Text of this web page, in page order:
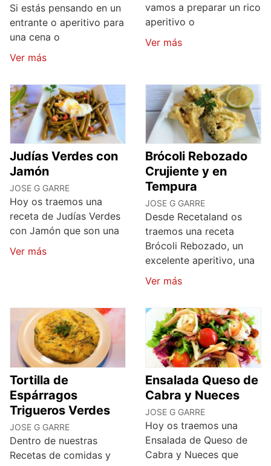
Si estás pensando en un
entrante o aperitivo para
una cena o
Ver más
vamos a preparar un rico
aperitivo o
Ver más
Judías Verdes con
Jamón
JOSE G GARRE
Hoy os traemos una
receta de Judías Verdes
con Jamón que son una
Ver más
Brócoli Rebozado
Crujiente y en
Tempura
JOSE G GARRE
Desde Recetaland os
traemos una receta
Brócoli Rebozado, un
excelente aperitivo, una
Ver más
Tortilla de
Espárragos
Trigueros Verdes
JOSE G GARRE
Dentro de nuestras
Recetas de comidas y
Ensalada Queso de
Cabra y Nueces
JOSE G GARRE
Hoy os traemos una
Ensalada de Queso de
Cabra y Nueces que